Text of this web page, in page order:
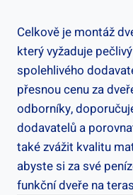
Celkově je montáž
který vyžaduje
spolehlivého
přesnou cenu za
odborníky,
dodavatelů a
také zvážit kvalitu
abyste si za své
funkční dveře na